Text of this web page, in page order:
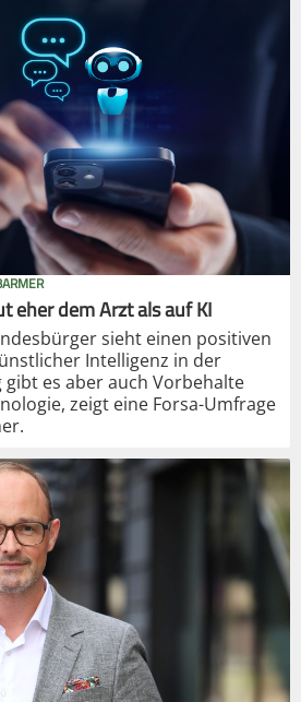
eher dem Arzt als auf KI
sieht einen positiven
Intelligenz in der
gibt es aber auch Vorbehalte
zeigt eine Forsa-Umfrage